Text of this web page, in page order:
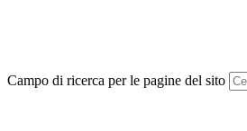
Campo di ricerca per le pagine del sito